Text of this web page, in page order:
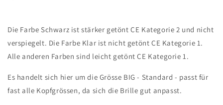
Die Farbe Schwarz ist stärker getönt CE Kategorie 2 und nicht
verspiegelt. Die Farbe Klar ist nicht getönt CE Kategorie 1.
Alle anderen Farben sind leicht getönt CE Kategorie 1.
Es handelt sich hier um die Grösse BIG - Standard - passt für
fast alle Kopfgrössen, da sich die Brille gut anpasst.